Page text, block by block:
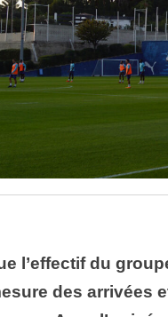
l’effectif du
des arrivées